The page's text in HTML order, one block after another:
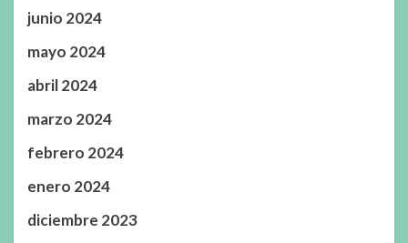
junio 2024
mayo 2024
abril 2024
marzo 2024
febrero 2024
enero 2024
diciembre 2023